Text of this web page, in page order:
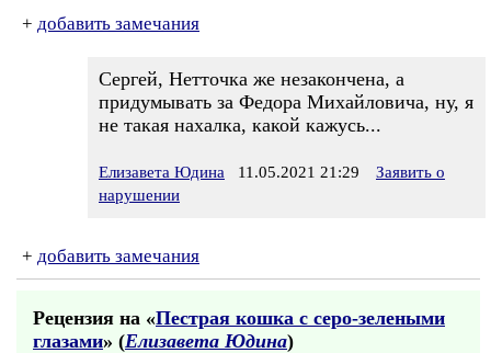
+ добавить замечания
Сергей, Нетточка же незакончена, а
придумывать за Федора Михайловича, ну, я
не такая нахалка, какой кажусь...
Елизавета Юдина 11.05.2021 21:29
Заявить о
нарушении
+ добавить замечания
Рецензия на «Пестрая кошка с серо-зелеными
глазами» (Елизавета Юдина)